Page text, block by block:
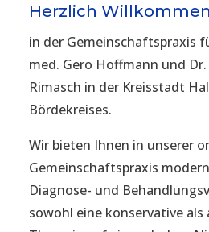
Herzlich Willkommen
in der Gemeinschaftspraxis
med. Gero Hoffmann und
Rimasch in der Kreisstadt
Bördekreises.
Wir bieten Ihnen in unserer
Gemeinschaftspraxis
Diagnose- und
sowohl eine konservative als